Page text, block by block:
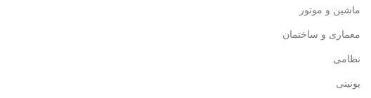
ماشین و موتور
معماری و ساختمان
نظامی
یونیتی